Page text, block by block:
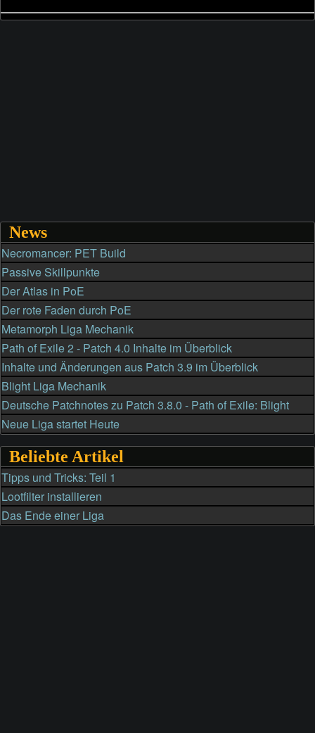
News
Necromancer: PET Build
Passive Skillpunkte
Der Atlas in PoE
Der rote Faden durch PoE
Metamorph Liga Mechanik
Path of Exile 2 - Patch 4.0 Inhalte im Überblick
Inhalte und Änderungen aus Patch 3.9 im Überblick
Blight Liga Mechanik
Deutsche Patchnotes zu Patch 3.8.0 - Path of Exile: Blight
Neue Liga startet Heute
Beliebte Artikel
Tipps und Tricks: Teil 1
Lootfilter installieren
Das Ende einer Liga